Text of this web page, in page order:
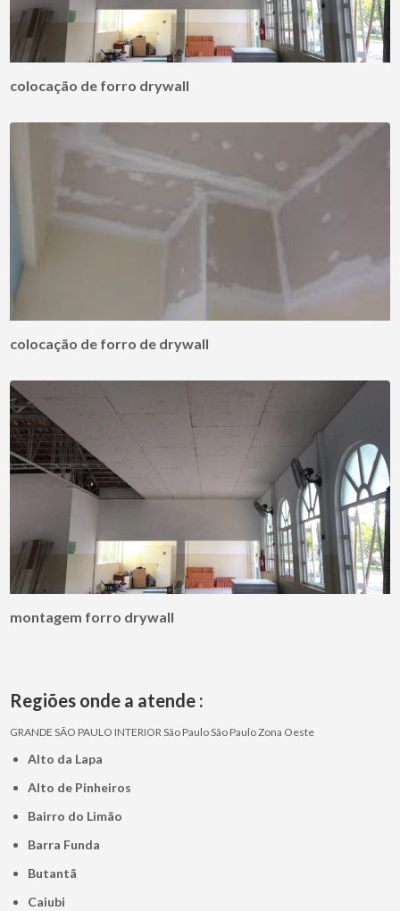
colocação de forro drywall
colocação de forro de drywall
montagem forro drywall
Regiões onde a atende :
GRANDE SÃO PAULO INTERIORSão PauloSão PauloZona Oeste
Alto da Lapa
Alto de Pinheiros
Bairro do Limão
Barra Funda
Butantã
Caiubi